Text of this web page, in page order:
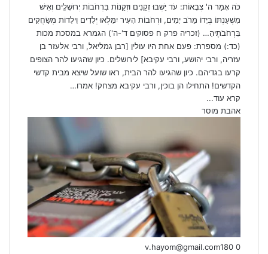
כֹּה אָמַר ה' צְבָאוֹת: עֹד יֵשְׁבוּ זְקֵנִים וּזְקֵנוֹת בִּרְחֹבוֹת יְרוּשָׁלִָים וְאִישׁ
מִשְׁעַנְתּוֹ בְּיָדוֹ מֵרֹב יָמִים, וּרְחֹבוֹת הָעִיר יִמָּלְאוּ יְלָדִים וִילָדוֹת מְשַׂחֲקִים
בִּרְחֹבֹתֶיהָ… (זכריה פרק ח פסוקים ד'-ה') הגמרא במסכת מכות
(כד:) מספרת: פעם אחת היו עולין [רבן גמליאל, ורבי אלעזר בן
עזריה, ורבי יהושע, ורבי עקיבא] לירושלים. כיון שהגיעו להר הצופים
קרעו בגדיהם. כיון שהגיעו להר הבית, ראו שועל שיצא מבית קדשי
הקדשים! התחילו הן בוכין, ורבי עקיבא מצחק! אמרו…
קרא עוד...
אהבת מוסר
v.hayom@gmail.com 0